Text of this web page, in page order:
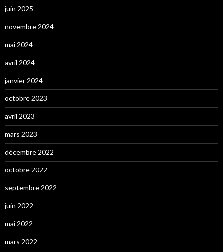
juin 2025
novembre 2024
mai 2024
avril 2024
janvier 2024
octobre 2023
avril 2023
mars 2023
décembre 2022
octobre 2022
septembre 2022
juin 2022
mai 2022
mars 2022